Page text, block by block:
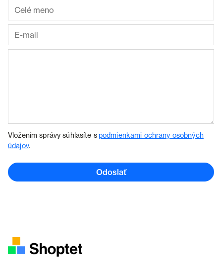
Vložením správy súhlasíte spodmienkami ochrany osobných
údajov.
Odoslať